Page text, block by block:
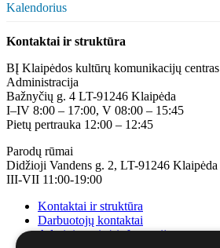
Kalendorius
Kontaktai ir struktūra
BĮ Klaipėdos kultūrų komunikacijų centras
Administracija
Bažnyčių g. 4 LT-91246 Klaipėda
I–IV 8:00 – 17:00, V 08:00 – 15:45
Pietų pertrauka 12:00 – 12:45
Parodų rūmai
Didžioji Vandens g. 2, LT-91246 Klaipėda
III-VII 11:00-19:00
Kontaktai ir struktūra
Darbuotojų kontaktai
Administracinė informacija